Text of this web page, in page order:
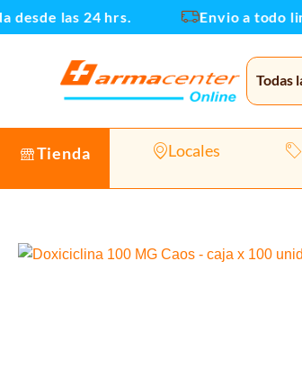
Ir
al
las 24 hrs. Envio a todo
Todas
Tienda Locales